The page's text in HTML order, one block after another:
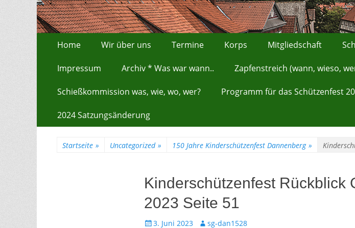
Erstes Menü
Inhalt:
Home Wir über uns Termine Korps Mitgliedschaft
Impressum Archiv * Was war wann.. Zapfenstreich (wann, wieso,
Schießkommission was, wie, wo, wer? Programm für das Schützenfest
2024 Satzungsänderung
Startseite » Uncategorized » 150 Jahre Kinderschützenfest Dannenberg »
Kinderschützenfest Rückblick
2023 Seite 51
Gepostet
3. Juni 2023 Autorsg-dan1528